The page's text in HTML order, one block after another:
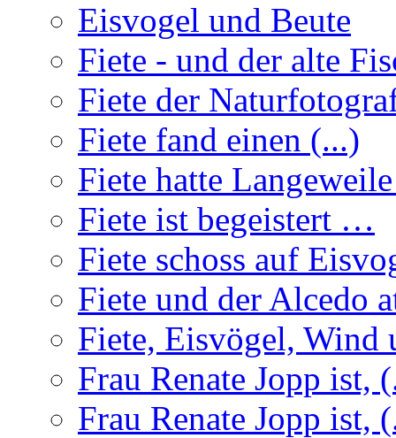
Eisvogel und Beute
Fiete - und der alte
Fiete der
Fiete fand einen (...)
Fiete hatte
Fiete ist begeistert …
Fiete schoss auf
Fiete und der Alcedo
Fiete, Eisvögel, Wind
Frau Renate Jopp ist,
Frau Renate Jopp ist,